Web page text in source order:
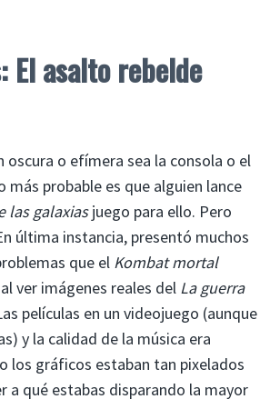
El asalto rebelde
oscura o efímera sea la consola o el
más probable es que alguien lance
las galaxiasjuego para ello. Pero
última instancia, presentó muchos
que el Kombat mortal
ver imágenes reales del La guerra
películas en un videojuego (aunque
y la calidad de la música era
los gráficos estaban tan pixelados
a qué estabas disparando la mayor